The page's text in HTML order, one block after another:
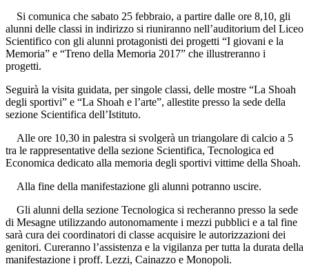
Si comunica che sabato 25 febbraio, a partire dalle ore 8,10, gli
alunni delle classi in indirizzo si riuniranno nell’auditorium del Liceo
Scientifico con gli alunni protagonisti dei progetti “I giovani e la
Memoria” e “Treno della Memoria 2017” che illustreranno i
progetti.
Seguirà la visita guidata, per singole classi, delle mostre “La Shoah
degli sportivi” e “La Shoah e l’arte”, allestite presso la sede della
sezione Scientifica dell’Istituto.
Alle ore 10,30 in palestra si svolgerà un triangolare di calcio a 5
tra le rappresentative della sezione Scientifica, Tecnologica ed
Economica dedicato alla memoria degli sportivi vittime della Shoah.
Alla fine della manifestazione gli alunni potranno uscire.
Gli alunni della sezione Tecnologica si recheranno presso la sede
di Mesagne utilizzando autonomamente i mezzi pubblici e a tal fine
sarà cura dei coordinatori di classe acquisire le autorizzazioni dei
genitori. Cureranno l’assistenza e la vigilanza per tutta la durata della
manifestazione i proff. Lezzi, Cainazzo e Monopoli.